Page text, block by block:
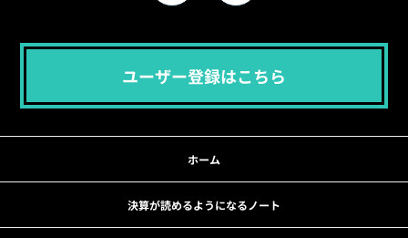
ユーザー登録はこちら
ホーム
決算が読めるようになるノート